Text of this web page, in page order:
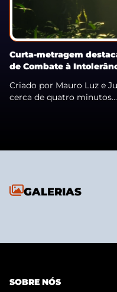
Curta-metragem
de Combate à
Criado por Mauro Luz e
cerca de quatro minutos...
GALERIAS
SOBRE NÓS